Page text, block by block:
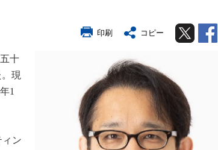
印刷 コピー Twitter
十
現
1
ィン